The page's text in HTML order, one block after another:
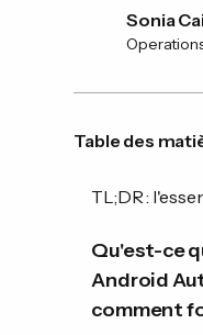
Sonia
Table des
TL;DR :
Qu'est-ce
Android
comment